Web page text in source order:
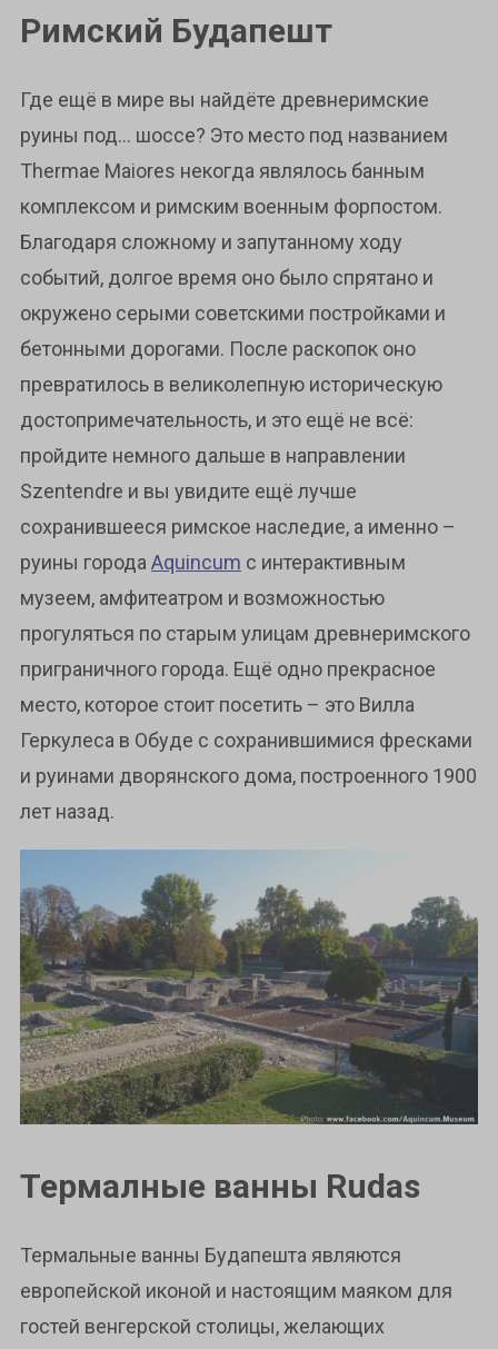
Римский Будапешт
Где ещё в мире вы найдёте древнеримские
руины под… шоссе? Это место под названием
Thermae Maiores некогда являлось банным
комплексом и римским военным форпостом.
Благодаря сложному и запутанному ходу
событий, долгое время оно было спрятано и
окружено серыми советскими постройками и
бетонными дорогами. После раскопок оно
превратилось в великолепную историческую
достопримечательность, и это ещё не всё:
пройдите немного дальше в направлении
Szentendre и вы увидите ещё лучше
сохранившееся римское наследие, а именно –
руины городаAquincum с интерактивным
музеем, амфитеатром и возможностью
прогуляться по старым улицам древнеримского
приграничного города. Ещё одно прекрасное
место, которое стоит посетить – это Вилла
Геркулеса в Обуде с сохранившимися фресками
и руинами дворянского дома, построенного 1900
лет назад.
Термалные ванны Rudas
Термальные ванны Будапешта являются
европейской иконой и настоящим маяком для
гостей венгерской столицы, желающих